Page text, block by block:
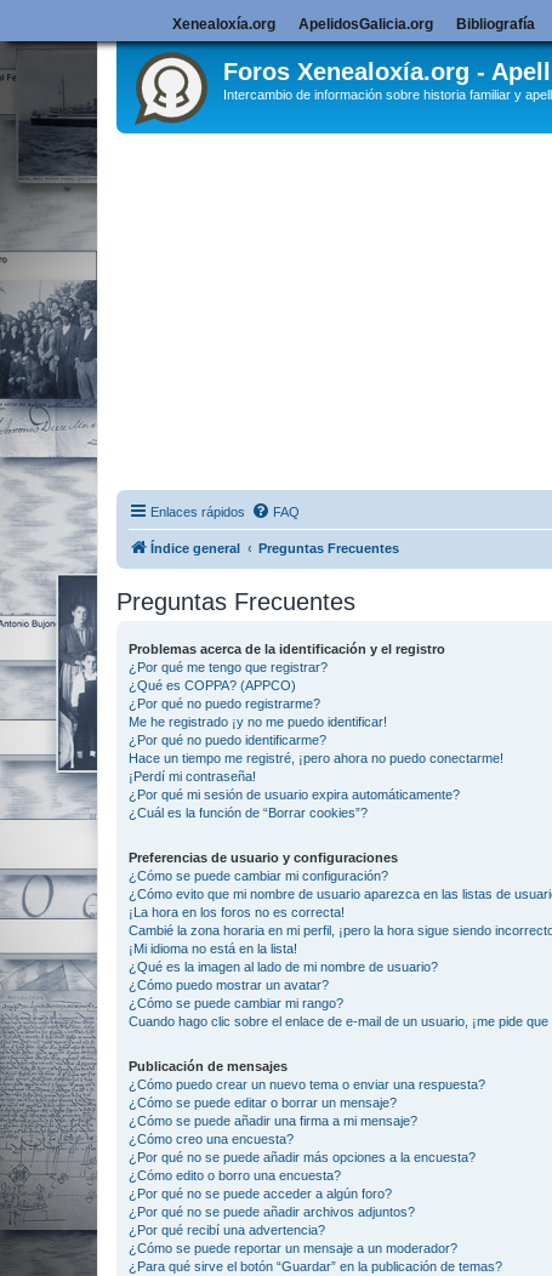
Foros Xenealoxía.org -
Intercambio de información sobre historia familiar y
Enlaces rápidos FAQ
Índice general Preguntas Frecuentes
Preguntas Frecuentes
Problemas acerca de la identificación y el registro
¿Por qué me tengo que registrar?
¿Qué es COPPA? (APPCO)
¿Por qué no puedo registrarme?
Me he registrado ¡y no me puedo identificar!
¿Por qué no puedo identificarme?
Hace un tiempo me registré, ¡pero ahora no puedo conectarme!
¡Perdí mi contraseña!
¿Por qué mi sesión de usuario expira automáticamente?
¿Cuál es la función de “Borrar cookies”?
Preferencias de usuario y configuraciones
¿Cómo se puede cambiar mi configuración?
¿Cómo evito que mi nombre de usuario aparezca en las listas de
¡La hora en los foros no es correcta!
Cambié la zona horaria en mi perfil, ¡pero la hora sigue siendo
¡Mi idioma no está en la lista!
¿Qué es la imagen al lado de mi nombre de usuario?
¿Cómo puedo mostrar un avatar?
¿Cómo se puede cambiar mi rango?
Cuando hago clic sobre el enlace de e-mail de un usuario, ¡me pide
Publicación de mensajes
¿Cómo puedo crear un nuevo tema o enviar una respuesta?
¿Cómo se puede editar o borrar un mensaje?
¿Cómo se puede añadir una firma a mi mensaje?
¿Cómo creo una encuesta?
¿Por qué no se puede añadir más opciones a la encuesta?
¿Cómo edito o borro una encuesta?
¿Por qué no se puede acceder a algún foro?
¿Por qué no se puede añadir archivos adjuntos?
¿Por qué recibí una advertencia?
¿Cómo se puede reportar un mensaje a un moderador?
¿Para qué sirve el botón “Guardar” en la publicación de temas?
Xenealoxía.org ApelidosGalicia.org Bibliografía